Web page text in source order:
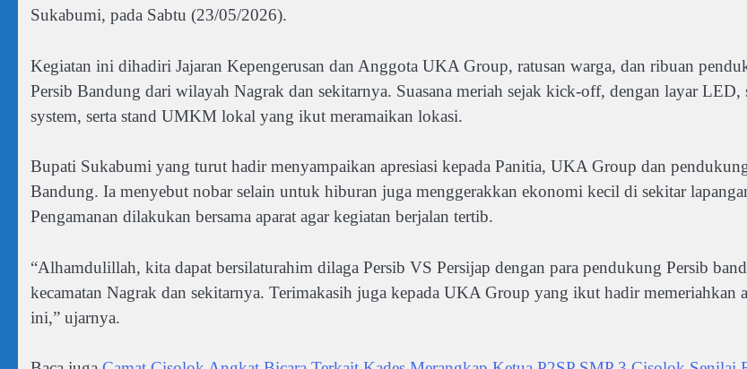
Sukabumi, pada Sabtu (23/05/2026).
Kegiatan ini dihadiri Jajaran Kepengerusan dan Anggota UKA Group, ratusan warga, dan ribuan
Persib Bandung dari wilayah Nagrak dan sekitarnya. Suasana meriah sejak kick-off, dengan layar LED,
system, serta stand UMKM lokal yang ikut meramaikan lokasi.
Bupati Sukabumi yang turut hadir menyampaikan apresiasi kepada Panitia, UKA Group dan
Bandung. Ia menyebut nobar selain untuk hiburan juga menggerakkan ekonomi kecil di sekitar
Pengamanan dilakukan bersama aparat agar kegiatan berjalan tertib.
“Alhamdulillah, kita dapat bersilaturahim dilaga Persib VS Persijap dengan para pendukung Persib
kecamatan Nagrak dan sekitarnya. Terimakasih juga kepada UKA Group yang ikut hadir memeriahkan
ini,” ujarnya.